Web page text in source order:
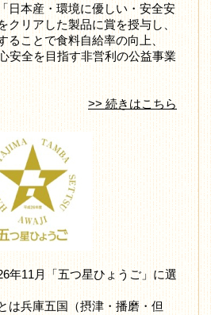
日本産・環境に優しい・安全安
クリアした製品に賞を授与し、
ることで食料自給率の向上、
安全を目指す非営利の公益事業
>> 続きはこちら
年11月「五つ星ひょうご」に選
は兵庫五国（摂津・播磨・但